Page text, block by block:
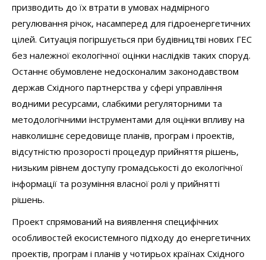
призводить до їх втрати в умовах надмірного
регулювання річок, насамперед для гідроенергетичних
цілей. Ситуація погіршується при будівництві нових ГЕС
без належної екологічної оцінки наслідків таких споруд.
Останнє обумовлене недосконалим законодавством
держав Східного партнерства у сфері управління
водними ресурсами, слабкими регуляторними та
методологічними інструментами для оцінки впливу на
навколишнє середовище планів, програм і проектів,
відсутністю прозорості процедур прийняття рішень,
низьким рівнем доступу громадськості до екологічної
інформації та розуміння власної ролі у прийнятті
рішень.
Проект спрямований на виявлення специфічних
особливостей екосистемного підходу до енергетичних
проектів, програм і планів у чотирьох країнах Східного